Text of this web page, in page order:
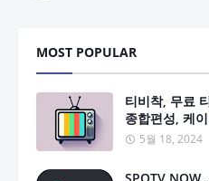
MOST POPULAR
티비착, 무료
종합편성, 케
5월 18, 2024